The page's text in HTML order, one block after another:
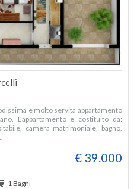
e molto servita appartamento
L'appartamento e costituito da:
camera matrimoniale, bagno,
€ 39.000
1 Bagni